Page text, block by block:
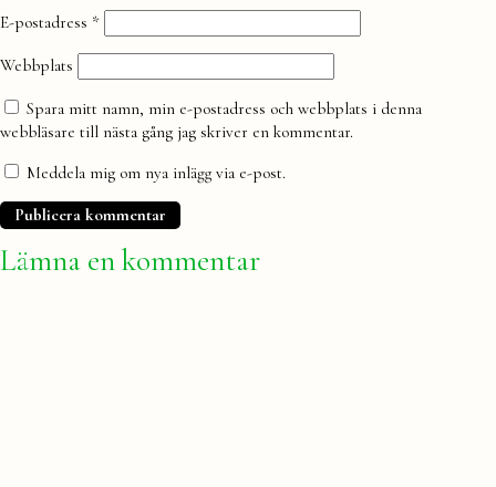
E-postadress *
Webbplats
Spara mitt namn, min e-postadress och webbplats i denna
webbläsare till nästa gång jag skriver en kommentar.
Meddela mig om nya inlägg via e-post.
Lämna en kommentar